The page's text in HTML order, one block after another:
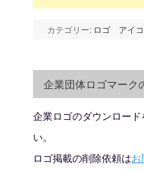
カテゴリー: ロゴ アイ
企業団体ロゴマーク
企業ロゴのダウンロー
い。
ロゴ掲載の削除依頼は